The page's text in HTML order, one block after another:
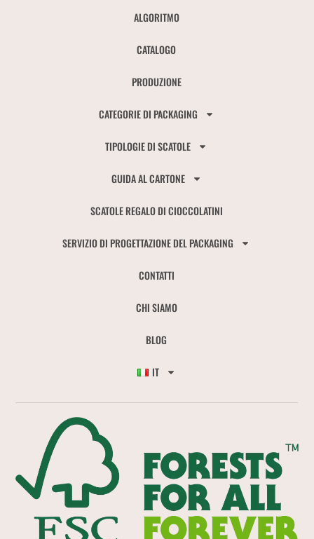
ALGORITMO
CATALOGO
PRODUZIONE
CATEGORIE DI PACKAGING
TIPOLOGIE DI SCATOLE
GUIDA AL CARTONE
SCATOLE REGALO DI CIOCCOLATINI
SERVIZIO DI PROGETTAZIONE DEL PACKAGING
CONTATTI
CHI SIAMO
BLOG
IT